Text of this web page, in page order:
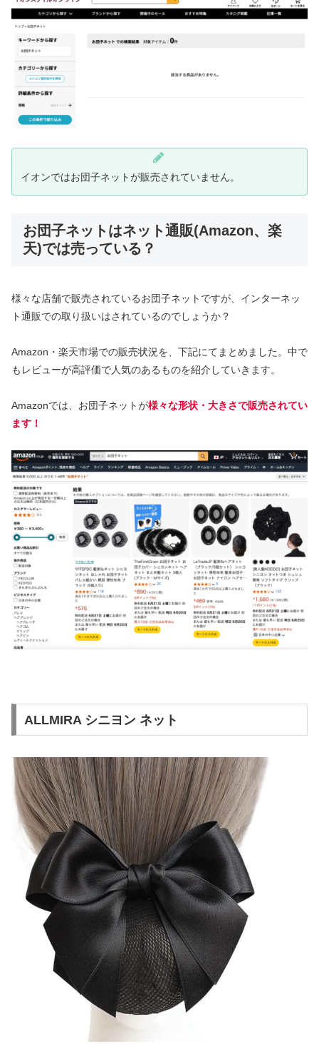
イオンではお団子ネットが販売されていません。
お団子ネットはネット通販(Amazon、楽
天)では売っている？
様々な店舗で販売されているお団子ネットですが、インターネッ
ト通販での取り扱いはされているのでしょうか？
Amazon・楽天市場での販売状況を、下記にてまとめました。中で
もレビューが高評価で人気のあるものを紹介していきます。
Amazonでは、お団子ネットが様々な形状・大きさで販売されてい
ます！
ALLMIRA シニヨン ネット